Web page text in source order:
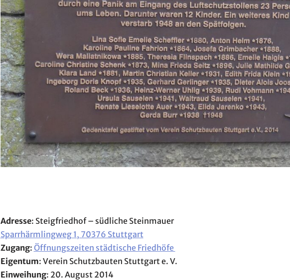
Adresse: Steigfriedhof – südliche Steinmauer
Sparrhärmlingweg 1, 70376 Stuttgart
Zugang: Öffnungszeiten städtische Friedhöfe
Eigentum: Verein Schutzbauten Stuttgart e. V.
Einweihung: 20. August 2014